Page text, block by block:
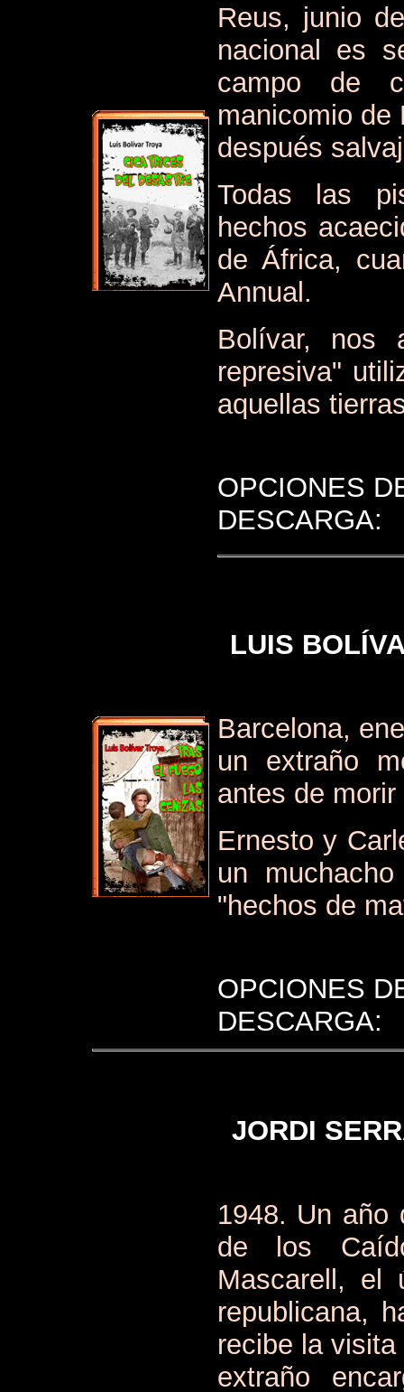
Reus, junio
nacional es
campo de
manicomio de
después
Todas las
hechos
de África,
Annual.
Bolívar, nos
represiva"
aquellas
OPCIONES
DESCARGA:
LUIS
Barcelona,
un extraño
antes de
Ernesto y
un
"hechos de
OPCIONES
DESCARGA:
JORDI
1948. Un año
de los
Mascarell, el
republicana,
recibe la
extraño